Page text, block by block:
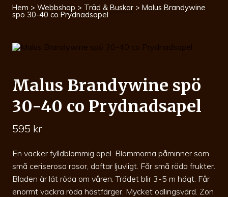
Hem > Webbshop > Träd & Buskar > Malus Brandywine
spö 30-40 co Prydnadsapel
Malus Brandywine spö
30-40 co Prydnadsapel
595 kr
En vacker fylldblommig apel. Blommorna påminner som
små ceriserosa rosor, doftar ljuvligt. Får små röda frukter.
Bladen är lät röda om våren. Trädet blir 3-5 m högt. Får
enormt vackra röda höstfärger. Mycket odlingsvärd. Zon